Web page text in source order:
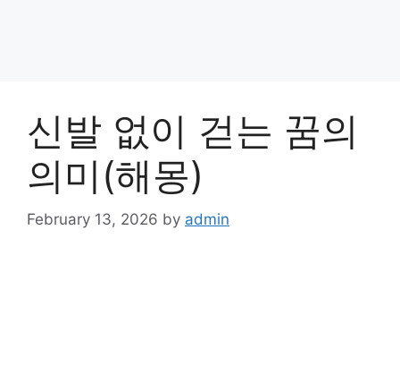
신발 없이 걷는 꿈의
의미(해몽)
February 13, 2026 by admin